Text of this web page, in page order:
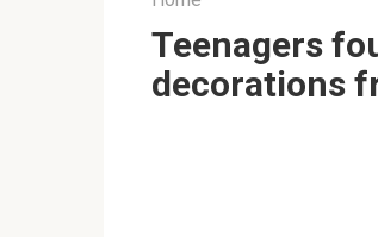
Teenagers
decorations